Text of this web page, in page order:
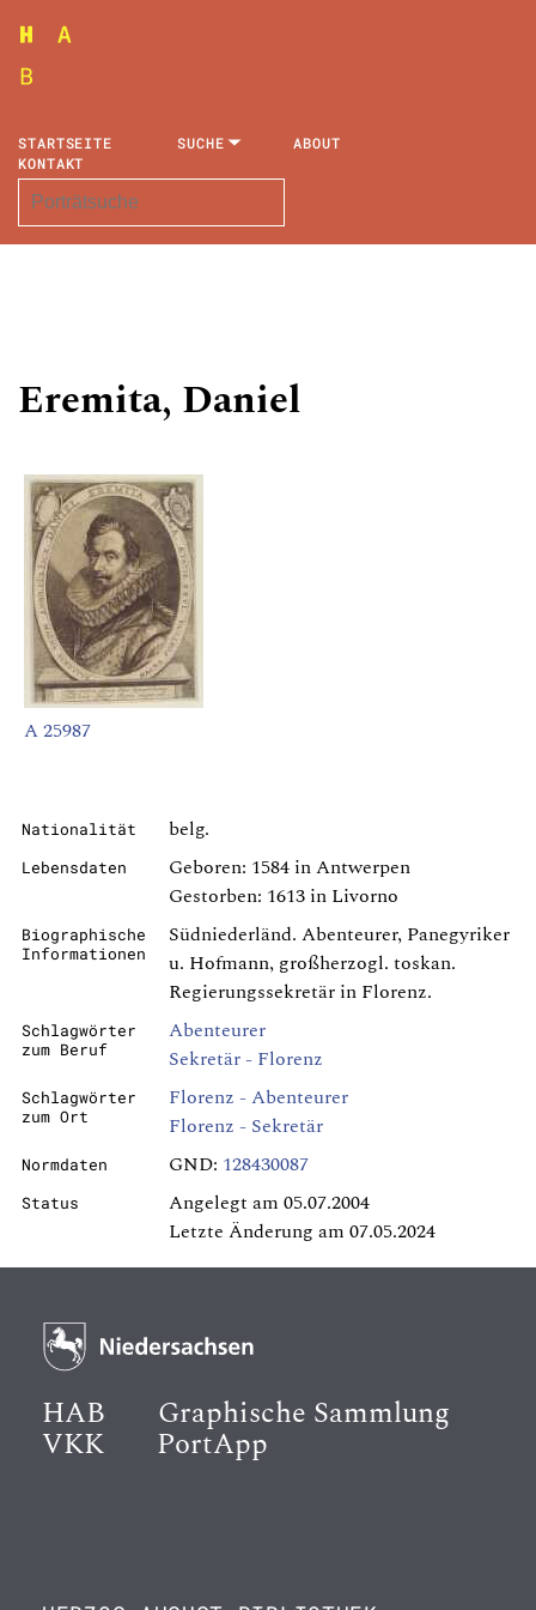
STARTSEITE SUCHE
ABOUT
KONTAKT
Eremita, Daniel
A 25987
Nationalität belg.
Lebensdaten
Geboren: 1584 in Antwerpen
Gestorben: 1613 in Livorno
Biographische
Informationen
Südniederländ. Abenteurer, Panegyriker
u. Hofmann, großherzogl. toskan.
Regierungssekretär in Florenz.
Schlagwörter
zum Beruf
Abenteurer
Sekretär - Florenz
Schlagwörter
zum Ort
Florenz - Abenteurer
Florenz - Sekretär
Normdaten GND: 128430087
Status
Angelegt am 05.07.2004
Letzte Änderung am 07.05.2024
HAB Graphische Sammlung
VKK PortApp